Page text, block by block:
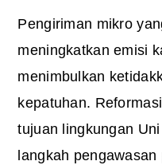
Pengiriman mikro
meningkatkan emisi
menimbulkan
kepatuhan.
tujuan lingkungan
langkah